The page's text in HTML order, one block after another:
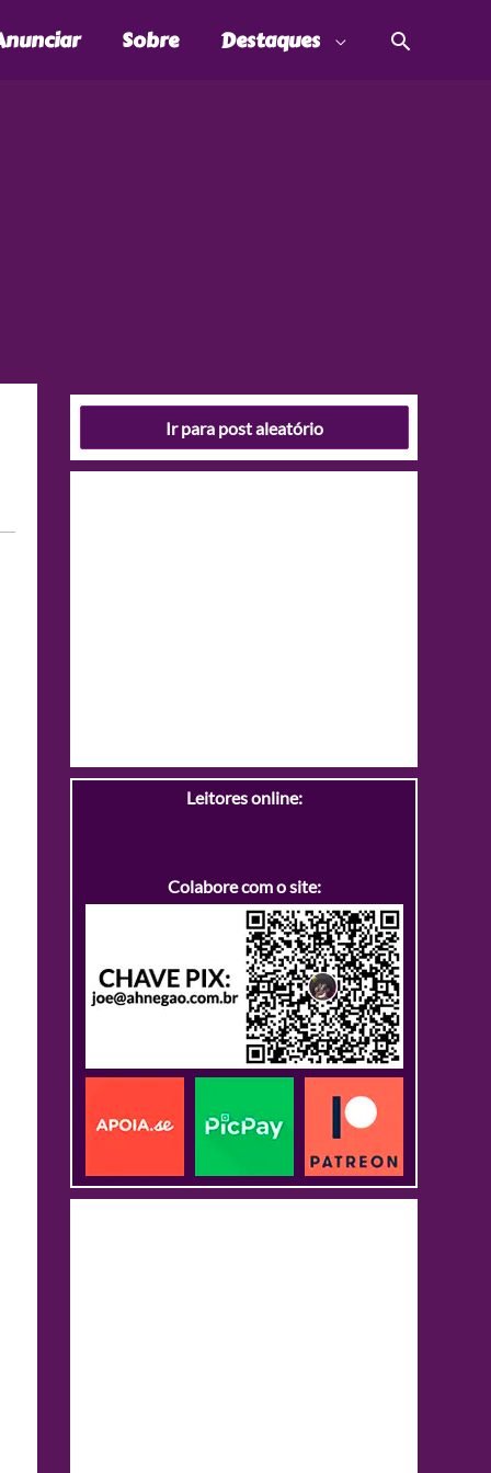
Sobre Destaques
Ir para post aleatório
Leitores online:
Colabore com o site: